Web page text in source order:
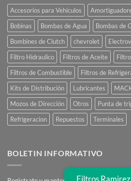
Accesorios para Vehículos
Bobinas
Bombas de Agua
Bombas de
Bombines de Clutch
chevrolet
Filtro Hidraulico
Filtros de Aceite
Filtros de Combustible
Filtros de
Kits de Distribución
Lubricantes
Mozos de Dirección
Otros Punta de
Refrigeracion
Repuestos Terminales
BOLETIN INFORMATIVO
Filtros Ramirez